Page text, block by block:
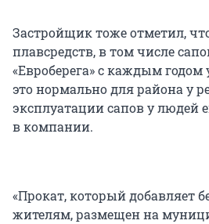
Застройщик тоже отметил,
плавсредств, в том числе
«Евроберега» с каждым годом
это нормально для района у
эксплуатации сапов у людей
в компании.
«Прокат, который добавляет
жителям, размещен на